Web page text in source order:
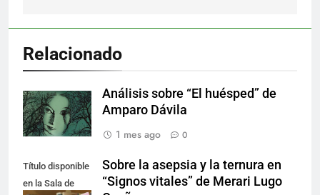
Relacionado
Análisis sobre “El huésped” de
Amparo Dávila
1 mes ago
0
Título disponible
en la Sala de
Sobre la asepsia y la ternura en
“Signos vitales” de Merari Lugo